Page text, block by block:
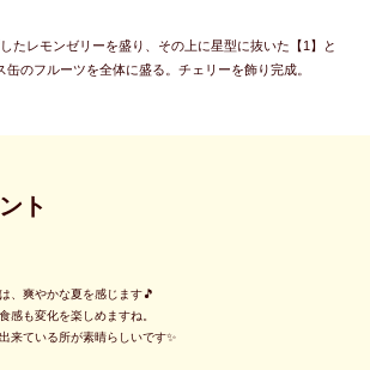
たレモンゼリーを盛り、その上に星型に抜いた【1】と
缶のフルーツを全体に盛る。チェリーを飾り完成。
ト
、爽やかな夏を感じます🎵
感も変化を楽しめますね。
来ている所が素晴らしいです✨